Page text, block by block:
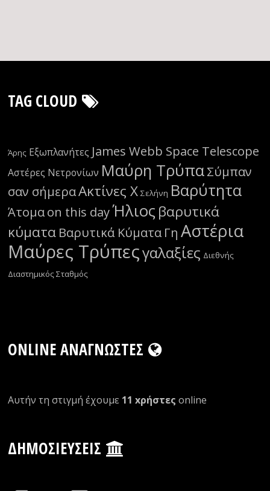
TAG CLOUD
Άρης Εξωπλανήτες James Webb Space Telescope
Αστέρες Νετρονίων Μαύρη ΤρύπαΣύμπαν
σαν σήμεραΑκτίνες Χ Σελήνη Βαρύτητα
Άτομαon this dayΉλιος βαρυτικά
κύματα Βαρυτικά Κύματα Γη Αστέρια
Μαύρες Τρύπεςγαλαξίες Διεθνής
Διαστημικός Σταθμός
ONLINE ΑΝΑΓΝΏΣΤΕΣ
Αυτήν τη στιγμή έχουμε 11 xρήστες οnline
ΔΗΜΟΣΙΕΎΣΕΙΣ